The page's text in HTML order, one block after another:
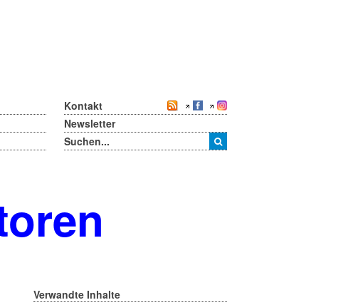
Kontakt
Newsletter
Verwandte Inhalte